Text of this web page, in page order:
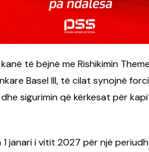
të bëjnë me Rishikimin
Basel III, të cilat synojnë
sigurimin që kërkesat për
janari i vitit 2027 për një